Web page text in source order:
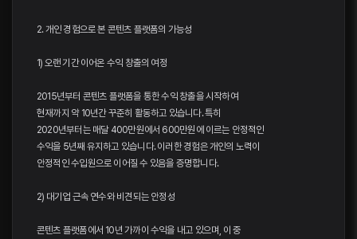
2. 개인 경험으로 본 콘텐츠 플랫폼의 가능성
1) 오랜 기간 이어온 수익 창출의 여정
2015년부터 콘텐츠 플랫폼을 통한 수익 창출을 시작하여
현재까지 약 10년간 꾸준히 활동하고 있습니다. 특히
2020년부터는 매달 400만원에서 600만원에 이르는 안정적인
수익을 5년째 유지하고 있습니다. 이러한 경험은 개인의 노력이
안정적인 수입원으로 이어질 수 있음을 증명합니다.
2) 대기업 근속 연수와 비견되는 안정성
콘텐츠 플랫폼에서 10년 가까이 수익을 내고 있으며, 이 중